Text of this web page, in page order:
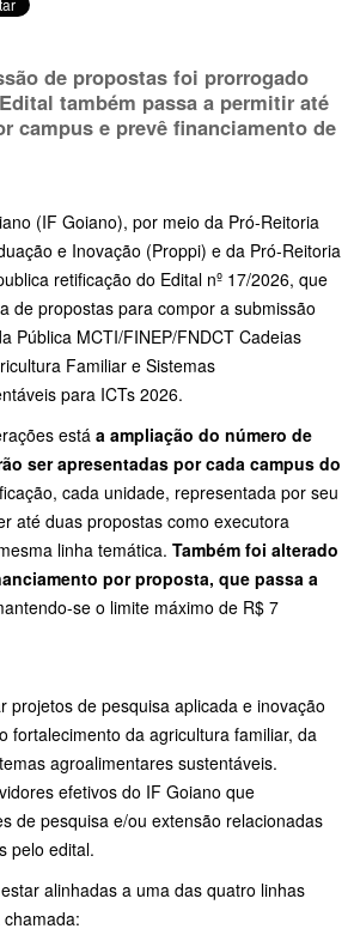
de propostas foi prorrogado
também passa a permitir até
campus e prevê financiamento de
(IF Goiano), por meio da Pró-Reitoria
e Inovação (Proppi) e da Pró-Reitoria
retificação do Edital nº 17/2026, que
de propostas para compor a submissão
Pública MCTI/FINEP/FNDCT Cadeias
Familiar e Sistemas
para ICTs 2026.
está a ampliação do número de
ser apresentadas por cada campus do
cada unidade, representada por seu
até duas propostas como executora
linha temática. Também foi alterado
por proposta, que passa a
se o limite máximo de R$ 7
projetos de pesquisa aplicada e inovação
fortalecimento da agricultura familiar, da
agroalimentares sustentáveis.
efetivos do IF Goiano que
de pesquisa e/ou extensão relacionadas
pelo edital.
alinhadas a uma das quatro linhas